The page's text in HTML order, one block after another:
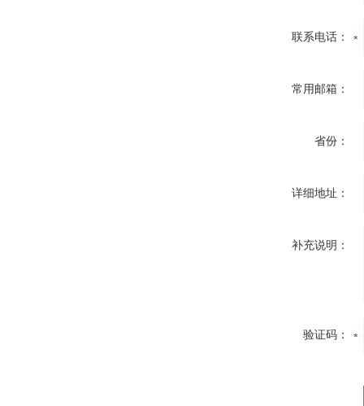
联系电话：
常用邮箱：
省份：
详细地址：
补充说明：
验证码：